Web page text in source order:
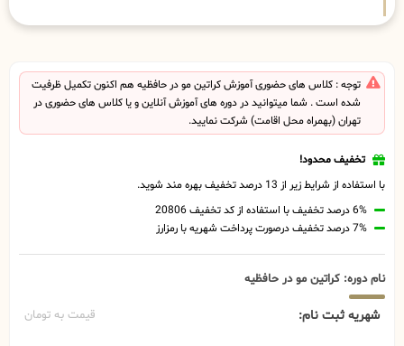
توجه : کلاس های حضوری آموزش کراتین مو در حافظیه هم اکنون تکمیل ظرفیت
شده است . شما میتوانید در دوره های آموزش آنلاین و یا کلاس های حضوری در
تهران (بهمراه محل اقامت) شرکت نمایید.
تخفیف محدود!
با استفاده از شرایط زیر از 13 درصد تخفیف بهره مند شوید.
6% درصد تخفیف با استفاده از کد تخفیف 20806
7% درصد تخفیف درصورت پرداخت شهریه با رمزارز
نام دوره: کراتین مو در حافظیه
شهریه ثبت نام: قیمت به تومان